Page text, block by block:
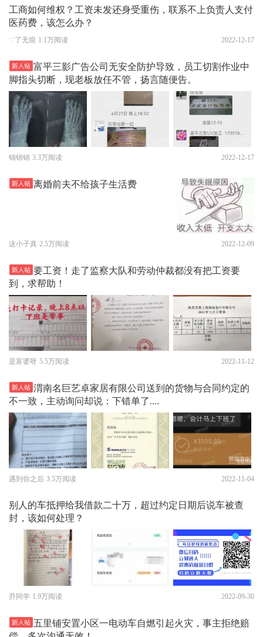
工商如何维权？工资未发还身受重伤，联系不上负责人支付
医药费，该怎么办？
∵了无痕 1.1万阅读 2022-12-17
富平三影广告公司无安全防护导致，员工切割作业中
脚指头切断，现老板放任不管，扬言随便告。
锦锦锦 3.3万阅读 2022-12-17
离婚前夫不给孩子生活费
这小子真 2.5万阅读 2022-12-09
要工资！走了监察大队和劳动仲裁都没有把工资要
到，求帮助！
是富婆呀 5.5万阅读 2022-11-12
渭南名巨艺卓家居有限公司送到的货物与合同约定的
不一致，主动询问却说：下错单了....
遇到你之后 3.5万阅读 2022-11-04
别人的车抵押给我借款二十万，超过约定日期后说车被查
封，该如何处理？
乔同学 1.9万阅读 2022-09-30
五里铺安置小区一电动车自燃引起火灾，事主拒绝赔